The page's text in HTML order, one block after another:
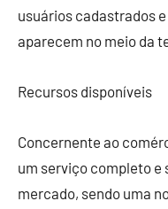
usuários cadastrados
aparecem no meio da
Recursos disponíveis
Concernente ao
um serviço completo e
mercado, sendo uma